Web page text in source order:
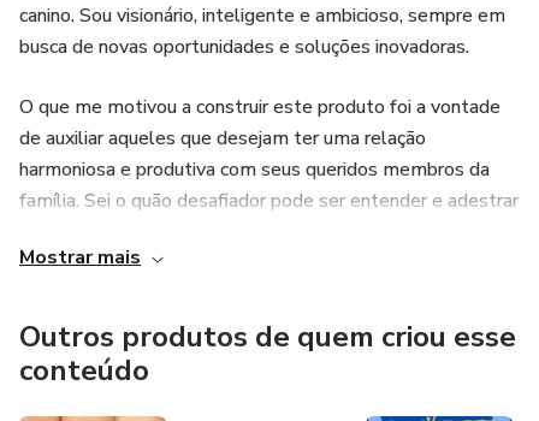
canino. Sou visionário, inteligente e ambicioso, sempre em
busca de novas oportunidades e soluções inovadoras.
O que me motivou a construir este produto foi a vontade
de auxiliar aqueles que desejam ter uma relação
harmoniosa e produtiva com seus queridos membros da
família. Sei o quão desafiador pode ser entender e adestrar
todo o conhecimento e experiência que acumulei ao longo
Acredito que o sucesso no adestramento não vem sem
dedicação e investimento. Encorajo todos a se
Mostrar mais
Outros produtos de quem criou esse
conteúdo